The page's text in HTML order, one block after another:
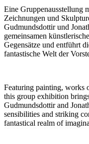
Eine Gruppenausstellung
Zeichnungen und
Gudmundsdottir und
gemeinsamen
Gegensätze und entführt
fantastische Welt der
Featuring painting, works
this group exhibition
Gudmundsdottir and
sensibilities and striking
fantastical realm of